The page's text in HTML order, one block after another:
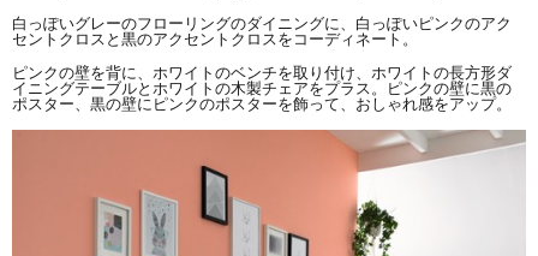
白っぽいグレーのフローリングのダイニングに、白っぽいピンクのアク
セントクロスと黒のアクセントクロスをコーディネート。
ピンクの壁を背に、ホワイトのベンチを取り付け、ホワイトの長方形ダ
イニングテーブルとホワイトの木製チェアをプラス。ピンクの壁に黒の
ポスター、黒の壁にピンクのポスターを飾って、おしゃれ感をアップ。